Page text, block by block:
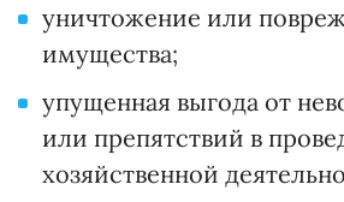
уничтожение или
имущества;
упущенная выгода от
или препятствий в
хозяйственной